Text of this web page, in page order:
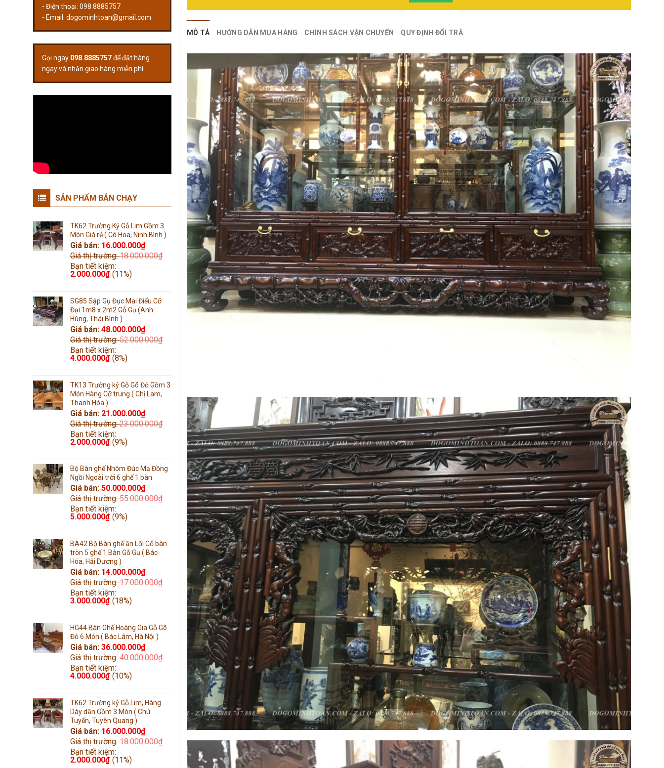
- Điện thoại: 098.8885757
- Email: dogominhtoan@gmail.com
Gọi ngay 098.8885757để đặt hàng
ngay và nhận giao hàng miễn phí.
SẢN PHẨM BÁN CHẠY
TK62 Trường Kỷ Gỗ Lim Gồm 3
Món Giá rẻ ( Cô Hoa, Ninh Bình )
Giá bán: 16.000.000₫
Giá thị trường:18.000.000₫
Bạn tiết kiệm:
2.000.000₫ (11%)
SG85 Sập Gụ Đục Mai Điểu Cỡ
Đại 1m8 x 2m2 Gỗ Gụ (Anh
Hùng, Thái Bình )
Giá bán: 48.000.000₫
Giá thị trường:52.000.000₫
Bạn tiết kiệm:
4.000.000₫ (8%)
TK13 Trường kỷ Gỗ Gõ Đỏ Gồm 3
Món Hàng Cỡ trung ( Chị Lam,
Thanh Hóa )
Giá bán: 21.000.000₫
Giá thị trường:23.000.000₫
Bạn tiết kiệm:
2.000.000₫ (9%)
Bộ Bàn ghế Nhôm Đúc Mạ Đồng
Ngồi Ngoài trời 6 ghế 1 bàn
Giá bán: 50.000.000₫
Giá thị trường:55.000.000₫
Bạn tiết kiệm:
5.000.000₫ (9%)
BA42 Bộ Bàn ghế ăn Lối Cổ bàn
tròn 5 ghế 1 Bàn Gỗ Gụ ( Bác
Hóa, Hải Dương )
Giá bán: 14.000.000₫
Giá thị trường:17.000.000₫
Bạn tiết kiệm:
3.000.000₫ (18%)
HG44 Bàn Ghế Hoàng Gia Gỗ Gõ
Đỏ 6 Món ( Bác Lâm, Hà Nội )
Giá bán: 36.000.000₫
Giá thị trường:40.000.000₫
Bạn tiết kiệm:
4.000.000₫ (10%)
TK62 Trường kỷ Gỗ Lim, Hàng
Dày dặn Gồm 3 Món ( Chú
Tuyến, Tuyên Quang )
Giá bán: 16.000.000₫
Giá thị trường:18.000.000₫
Bạn tiết kiệm:
2.000.000₫ (11%)
MÔ TẢ HƯỚNG DẪN MUA HÀNG CHÍNH SÁCH VẬN CHUYỂN QUY ĐỊNH ĐỔI TRẢ